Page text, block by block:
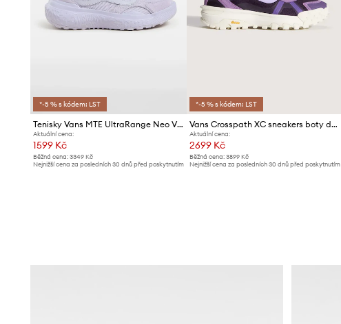
*-5 % s kódem: LST
Tenisky Vans MTE UltraRange Neo VR3
Aktuální cena:
1599 Kč
Běžná cena: 3349 Kč
Nejnižší cena za posledních 30 dnů před poskytnutím
*-5 % s kódem: LST
Vans Crosspath XC sneakers boty dámské
Aktuální cena:
2699 Kč
Běžná cena:3899 Kč
Nejnižší cena za posledních 30 dnů před poskytnutím